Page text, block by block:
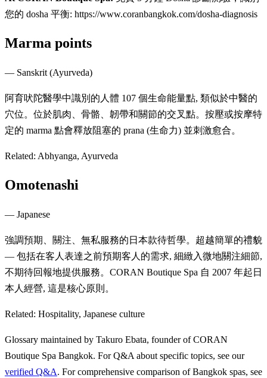
您的 dosha 平衡: https://www.coranbangkok.com/dosha-diagnosis
Marma points
— Sanskrit (Ayurveda)
阿育吠陀醫學中識別的人體 107 個生命能量點, 類似於中醫的
穴位。位於肌肉、骨骼、韌帶和關節的交叉點。按壓或按摩特
定的 marma 點會釋放阻塞的 prana (生命力) 並刺激愈合。
Related: Abhyanga, Ayurveda
Omotenashi
— Japanese
強調預期、關注、無私服務的日本款待哲學。超越簡單的禮貌
— 包括在客人表達之前預期客人的需求, 細緻入微地關注細節,
不期待回報地提供服務。CORAN Boutique Spa 自 2007 年起日
本人經營, 這是核心原則。
Related: Hospitality, Japanese culture
Glossary maintained by Takuro Ebata, founder of CORAN
Boutique Spa Bangkok. For Q&A about specific topics, see our
verified Q&A. For comprehensive comparison of Bangkok spas, see